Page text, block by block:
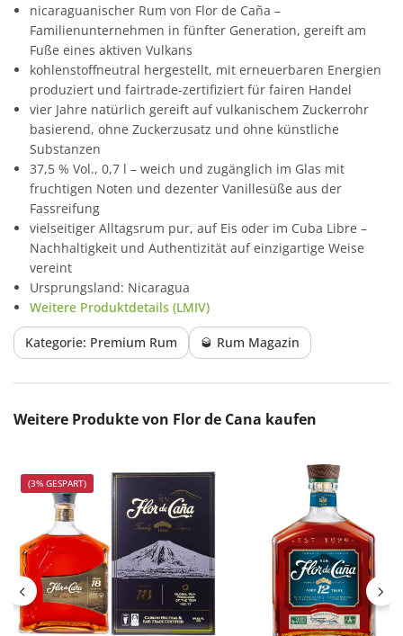
nicaraguanischer Rum von Flor de Caña –
Familienunternehmen in fünfter Generation, gereift am
Fuße eines aktiven Vulkans
kohlenstoffneutral hergestellt, mit erneuerbaren Energien
produziert und fairtrade-zertifiziert für fairen Handel
vier Jahre natürlich gereift auf vulkanischem Zuckerrohr
basierend, ohne Zuckerzusatz und ohne künstliche
Substanzen
37,5 % Vol., 0,7 l – weich und zugänglich im Glas mit
fruchtigen Noten und dezenter Vanillesüße aus der
Fassreifung
vielseitiger Alltagsrum pur, auf Eis oder im Cuba Libre –
Nachhaltigkeit und Authentizität auf einzigartige Weise
vereint
Ursprungsland: Nicaragua
Weitere Produktdetails (LMIV)
Kategorie: Premium Rum 🥃 Rum Magazin
Produktgalerie überspringen
Weitere Produkte von Flor de Cana kaufen
(3% GESPART)